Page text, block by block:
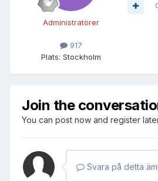
Administratörer
917
Plats: Stockholm
Join the
You can post now and register
Svara på detta